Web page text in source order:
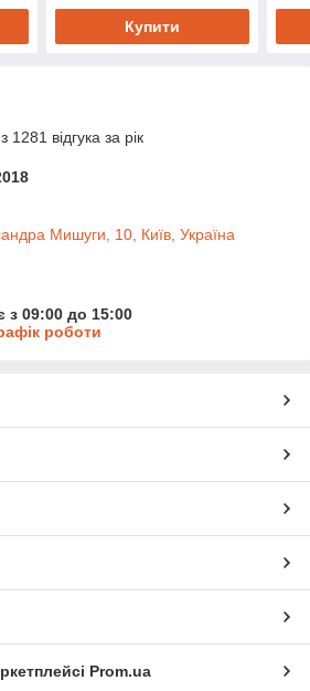
Купити
1281 відгука за рік
Мишуги, 10, Київ, Україна
з 09:00 до 15:00
роботи
Prom.ua